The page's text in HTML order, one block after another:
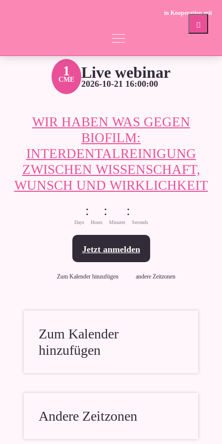
in Kooperation mit
1
CME Live webinar
2026-10-21 16:00:00
WIR HABEN WAS GEGEN
BIOFILM:
INTERDENTALREINIGUNG
ZWISCHEN WISSENSCHAFT,
WUNSCH UND WIRKLICHKEIT
Nora-Sophie Feulner
Days
:
Hours
:
Minutes
:
Seconds
Jetzt anmelden
Zum Kalender hinzufügen andere Zeitzonen
Zum Kalender
hinzufügen
Andere Zeitzonen